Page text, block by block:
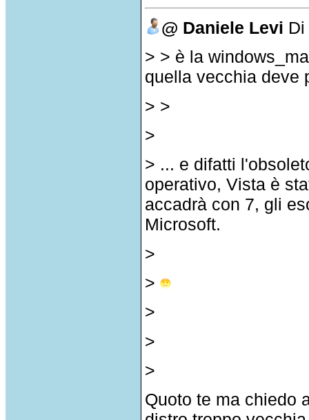
@ Daniele Levi
> > è la
quella vecchia deve
> >
>
> ... e difatti
operativo, Vista è
accadrà con 7, gli
Microsoft.
>
>
>
>
>
Quoto te ma chiedo